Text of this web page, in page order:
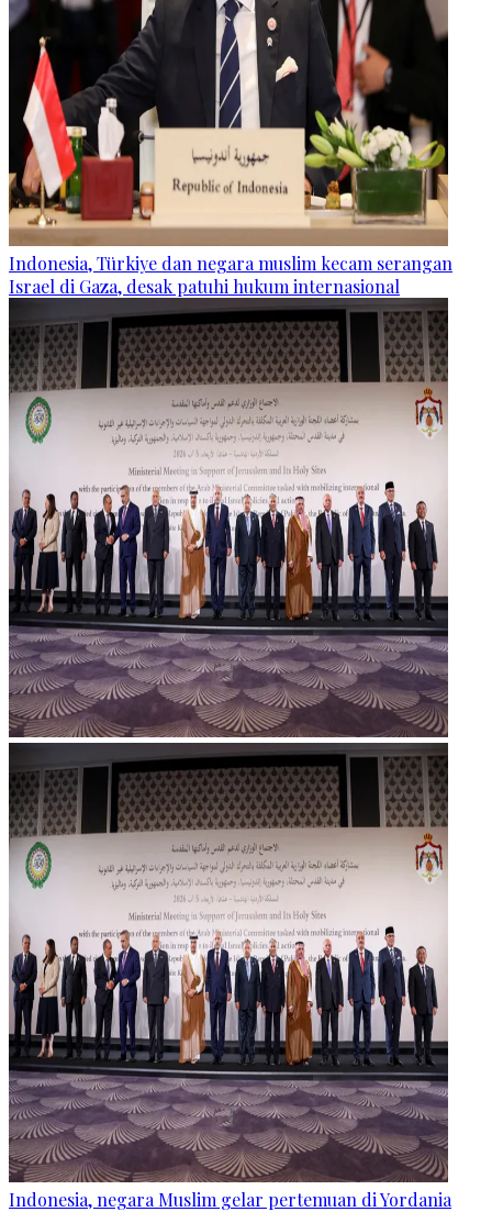
Indonesia, Türkiye dan negara muslim kecam serangan
Israel di Gaza, desak patuhi hukum internasional
Indonesia, negara Muslim gelar pertemuan di Yordania